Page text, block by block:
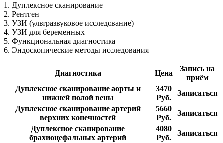
1. Дуплексное сканирование
2. Рентген
3. УЗИ (ультразвуковое исследование)
4. УЗИ для беременных
5. Функциональная диагностика
6. Эндоскопические методы исследования
Диагностика Цена
Запись на
приём
Дуплексное сканирование аорты и
нижней полой вены
3470
Руб.
Записаться
Дуплексное сканирование артерий
верхних конечностей
5660
Руб.
Записаться
Дуплексное сканирование
брахиоцефальных артерий
4080
Руб.
Записаться